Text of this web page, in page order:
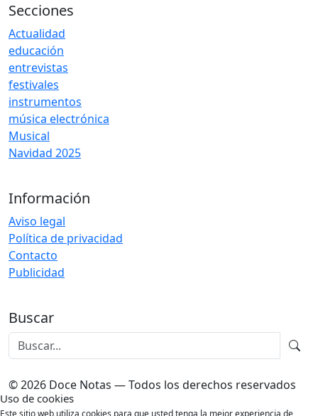
Secciones
Actualidad
educación
entrevistas
festivales
instrumentos
música electrónica
Musical
Navidad 2025
Información
Aviso legal
Política de privacidad
Contacto
Publicidad
Buscar
© 2026 Doce Notas — Todos los derechos reservados
Uso de cookies